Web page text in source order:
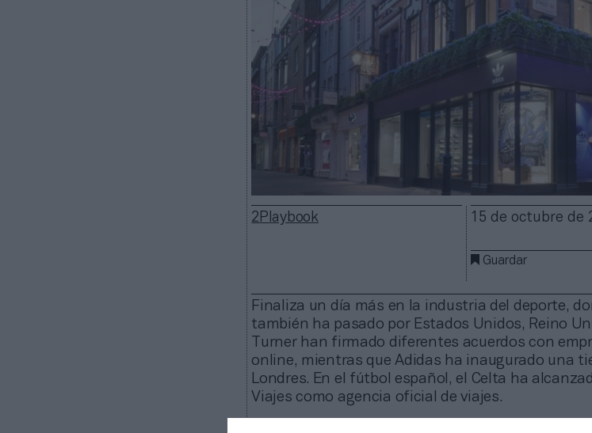
2Playbook 15 de octubre de
Guardar
Finaliza un día más en la industria del deporte,
también ha pasado por Estados Unidos, Reino
Turner han firmado diferentes acuerdos con
online, mientras que Adidas ha inaugurado una
Londres. En el fútbol español, el Celta ha
Viajes como agencia oficial de viajes.